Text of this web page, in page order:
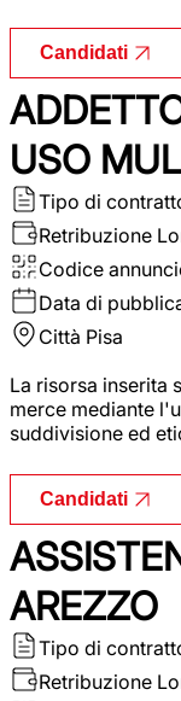
Candidati
USO
Tipo di
Retribuzione
Codice
Data di
Città Pisa
La risorsa inserita
merce mediante
suddivisione ed
Candidati
AREZZO
Tipo di
Retribuzione